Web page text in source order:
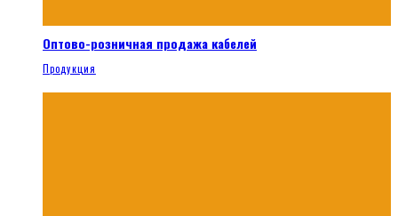
Оптово-розничная продажа кабелей
Продукция